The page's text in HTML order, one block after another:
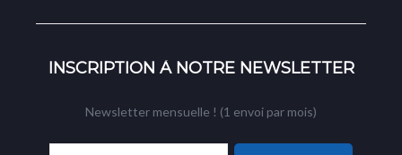
INSCRIPTION À NOTRE NEWSLETTER
Newsletter mensuelle ! (1 envoi par mois)